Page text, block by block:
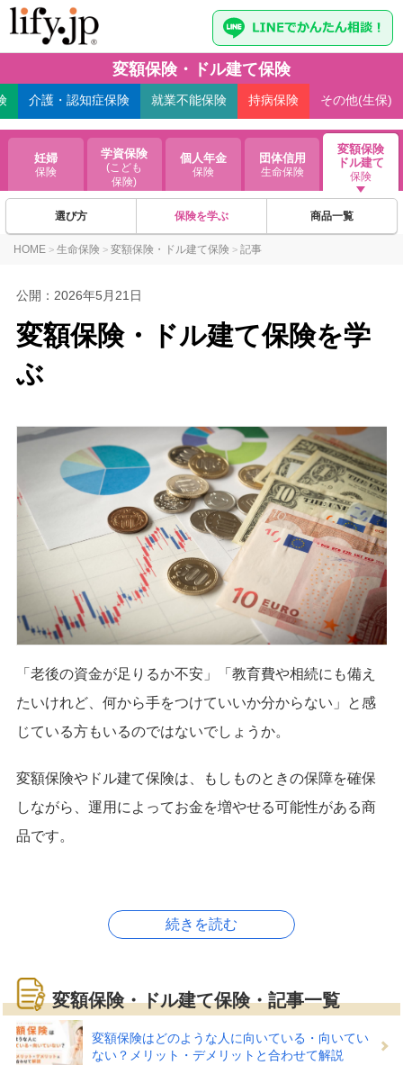
介護・認知症保険 就業不能保険 持病保険 その他(生保)
妊婦
保険
学資保険
(こども
保険)
個人年金
保険
団体信用
生命保険
変額保険
ドル建て
保険
変額保険・ドル建て保険
選び方 保険を学ぶ 商品一覧
HOME > 生命保険 > 変額保険・ドル建て保険 > 記事
公開： 2026年5月21日
変額保険・ドル建て保険を学
ぶ
「老後の資金が足りるか不安」「教育費や相続にも備え
たいけれど、何から手をつけていいか分からない」と感
じている方もいるのではないでしょうか。
変額保険やドル建て保険は、もしものときの保障を確保
しながら、運用によってお金を増やせる可能性がある商
品です。
変額保険・ドル建て保険でどん
な備えができる？
変額保険やドル建て保険は、どちらも「保障」と「運
続きを読む
変額保険・ドル建て保険・記事一覧
変額保険はどのような人に向いている・向いてい
ない？メリット・デメリットと合わせて解説